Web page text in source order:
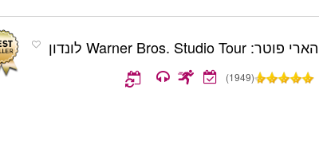
הארי פוטר: Warner Bros. Studio Tour לונדון
(1949)